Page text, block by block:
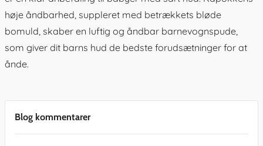
høje åndbarhed, suppleret med betrækkets bløde
bomuld, skaber en luftig og åndbar barnevognspude,
som giver dit barns hud de bedste forudsætninger for at
ånde.
Blog kommentarer